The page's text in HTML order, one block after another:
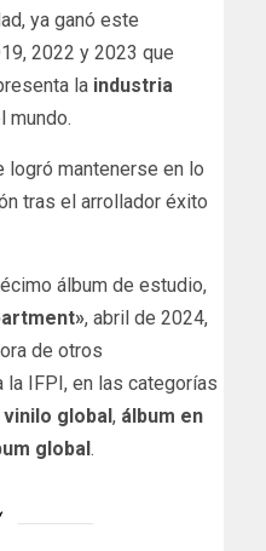
ya ganó este
2022 y 2023 que
la industria
mundo.
logró mantenerse en lo
tras el arrollador éxito
álbum de estudio,
, abril de 2024,
de otros
IFPI, en las categorías
vinilo global, álbum en
global.